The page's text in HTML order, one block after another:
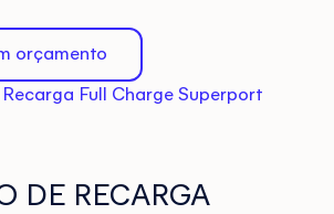
orçamento
DE RECARGA